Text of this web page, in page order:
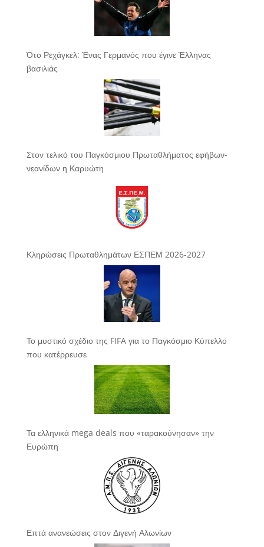
Ότο Ρεχάγκελ: Ένας Γερμανός που έγινε Έλληνας
βασιλιάς
Στον τελικό του Παγκόσμιου Πρωταθλήματος εφήβων-
νεανίδων η Καρυώτη
Κληρώσεις Πρωταθλημάτων ΕΣΠΕΜ 2026-2027
Το μυστικό σχέδιο της FIFA για το Παγκόσμιο Κύπελλο
που κατέρρευσε
Τα ελληνικά mega deals που «ταρακούνησαν» την
Ευρώπη
Επτά ανανεώσεις στον Διγενή Αλωνίων